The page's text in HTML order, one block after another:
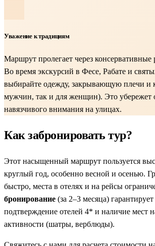
Уважение к традициям
Маршрут пролегает через
Во время экскурсий в Фесе, Рабате и
выбирайте одежду, закрывающую плечи и
мужчин, так и для женщин). Это убережет
навязчивого внимания на улицах.
Как забронировать тур?
Этот насыщенный маршрут пользуется
круглый год, особенно весной и осенью.
быстро, места в отелях и на рейсы
бронирование (за 2–3 месяца)
подтверждение отелей 4* и наличие мест
активности (шатры, верблюды).